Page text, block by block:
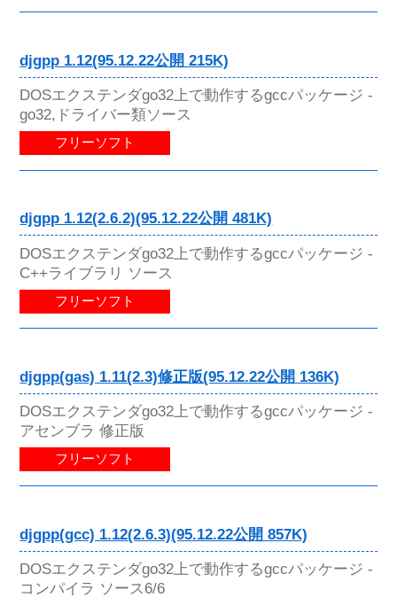
djgpp 1.12(95.12.22公開 215K)
DOSエクステンダgo32上で動作するgccパッケージ -
go32,ドライバー類ソース
フリーソフト
djgpp 1.12(2.6.2)(95.12.22公開 481K)
DOSエクステンダgo32上で動作するgccパッケージ -
C++ライブラリ ソース
フリーソフト
djgpp(gas) 1.11(2.3)修正版(95.12.22公開 136K)
DOSエクステンダgo32上で動作するgccパッケージ -
アセンブラ 修正版
フリーソフト
djgpp(gcc) 1.12(2.6.3)(95.12.22公開 857K)
DOSエクステンダgo32上で動作するgccパッケージ -
コンパイラ ソース6/6